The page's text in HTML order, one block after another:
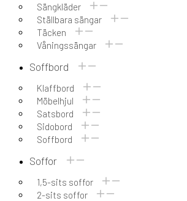
Sängkläder
Ställbara sängar
Täcken
Våningssängar
Soffbord
Klaffbord
Möbelhjul
Satsbord
Sidobord
Soffbord
Soffor
1,5-sits soffor
2-sits soffor